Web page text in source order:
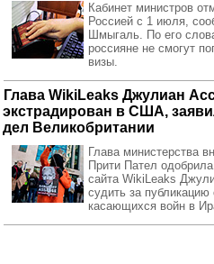
Кабинет министров
Россией с 1 июля,
Шмыгаль. По его
россияне не смогут
визы.
Глава WikiLeaks Джулиан
экстрадирован в США,
дел Великобритании
Глава министерства
Прити Пател
сайта WikiLeaks
судить за
касающихся войн в